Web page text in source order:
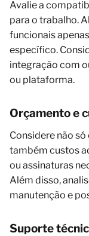
Avalie a
para o trabalho.
funcionais
específico.
integração com
ou plataforma.
Orçamento e
Considere não
também custos
ou assinaturas
Além disso,
manutenção e
Suporte